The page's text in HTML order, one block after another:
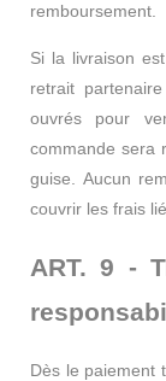
remboursement.
Si la livraison
retrait
ouvrés pour
commande sera
guise. Aucun
couvrir les frais
ART. 9 -
Dès le paiement